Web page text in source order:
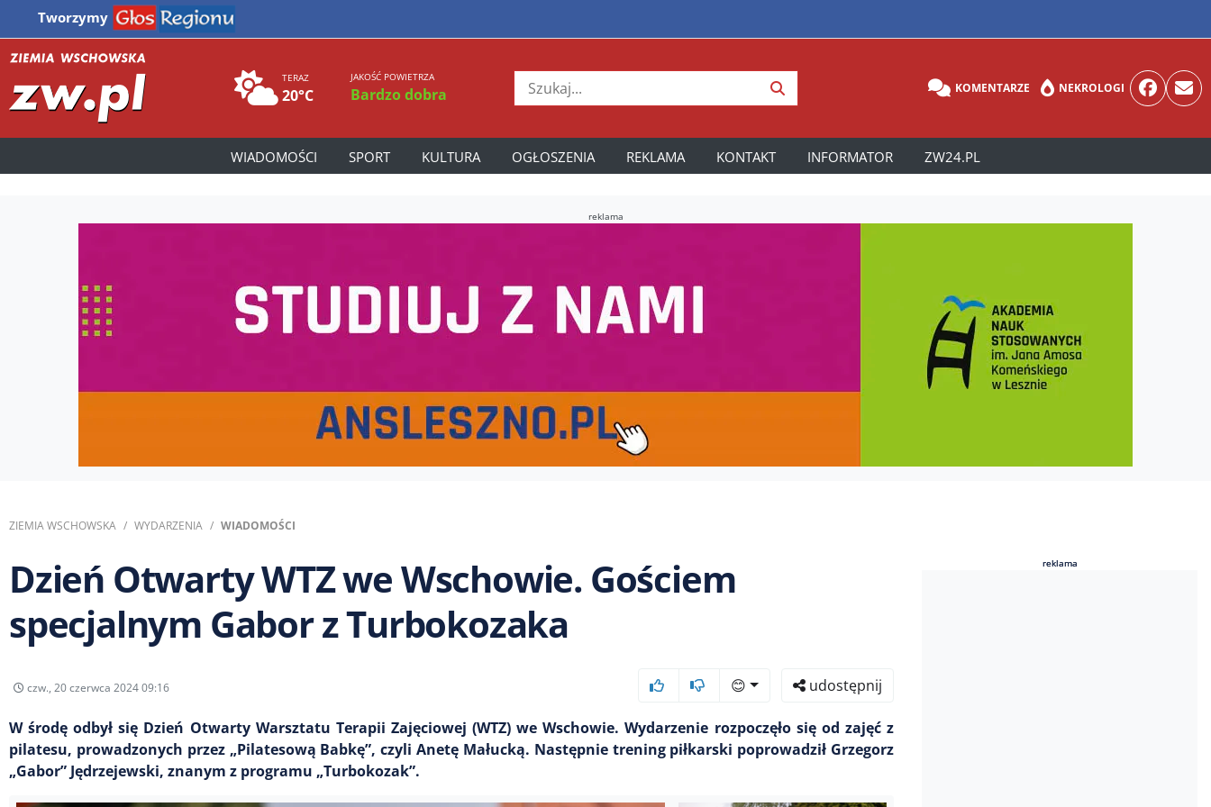
Tworzymy
TERAZ
20°C
JAKOŚĆ POWIETRZA
Bardzo dobra KOMENTARZE NEKROLOGI
WIADOMOŚCI SPORT KULTURA OGŁOSZENIA REKLAMA KONTAKT INFORMATOR ZW24.PL
reklama
ZIEMIA WSCHOWSKA WYDARZENIA WIADOMOŚCI
Dzień Otwarty WTZ we Wschowie. Gościem
specjalnym Gabor z Turbokozaka
czw., 20 czerwca 2024 09:16 😊 udostępnij
W środę odbył się Dzień Otwarty Warsztatu Terapii Zajęciowej (WTZ) we Wschowie. Wydarzenie rozpoczęło się od zajęć z
pilatesu, prowadzonych przez „Pilatesową Babkę”, czyli Anetę Małucką. Następnie trening piłkarski poprowadził Grzegorz
„Gabor” Jędrzejewski, znanym z programu „Turbokozak”.
reklama
reklama